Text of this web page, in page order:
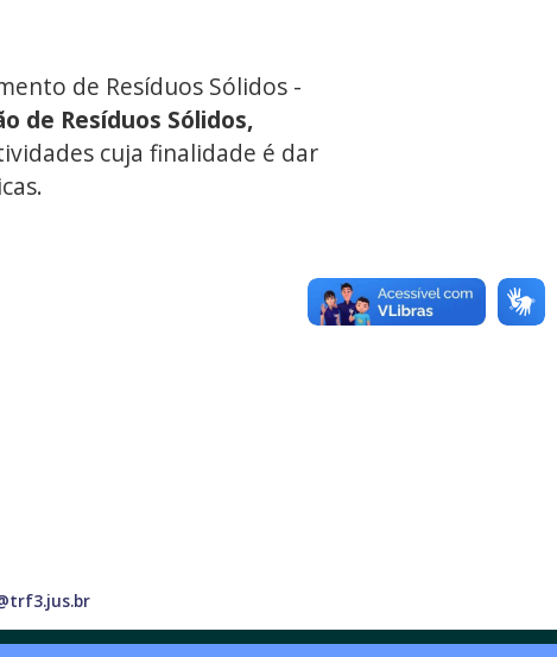
de Resíduos Sólidos -
de Resíduos Sólidos,
cuja finalidade é dar